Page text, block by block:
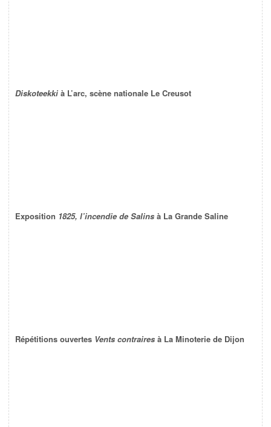
Diskoteekki à L’arc, scène nationale Le Creusot
Exposition 1825, l’incendie de Salins à La Grande Saline
Répétitions ouvertes Vents contraires à La Minoterie de Dijon